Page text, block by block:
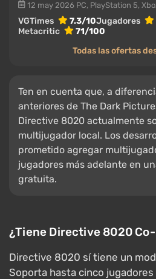
12 may 2026 PC, PlayStation 5,
VGTimes 7.3/10Jugadores
Metacritic
71/100
Todas las ofertas
Ten en cuenta que, a
anteriores de The Dark
Directive 8020 actualmente
multijugador local. Los
prometido agregar
jugadores más adelante en
gratuita.
¿Tiene Directive 8020 Co-
Directive 8020 sí tiene un
Soporta hasta cinco